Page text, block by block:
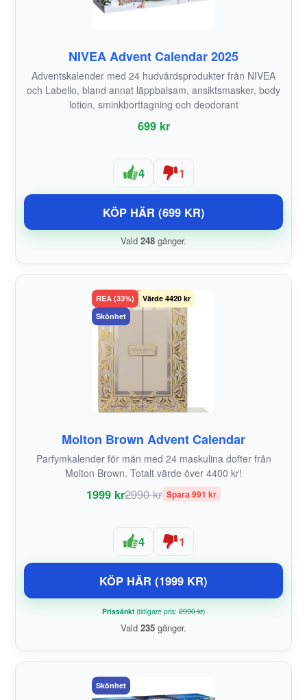
NIVEA Advent Calendar 2025
Adventskalender med 24 hudvårdsprodukter från NIVEA
och Labello, bland annat läppbalsam, ansiktsmasker, body
lotion, sminkborttagning och deodorant
699 kr
4 1
KÖP HÄR (699 KR)
Vald 248 gånger.
REA (33%)
Värde 4420 kr
Skönhet
Molton Brown Advent Calendar
Parfymkalender för män med 24 maskulina dofter från
Molton Brown. Totalt värde över 4400 kr!
1999 kr2990 kr Spara 991 kr
4 1
KÖP HÄR (1999 KR)
Prissänkt(tidigare pris: 2990 kr)
Vald 235 gånger.
Skönhet